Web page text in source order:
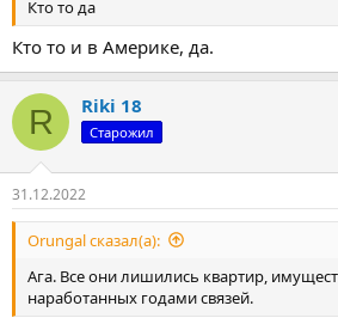
Кто то да
Кто то и в Америке, да.
R Riki 18
Старожил
31.12.2022
Orungal сказал(а):
Ага. Все они лишились квартир,
наработанных годами связей.